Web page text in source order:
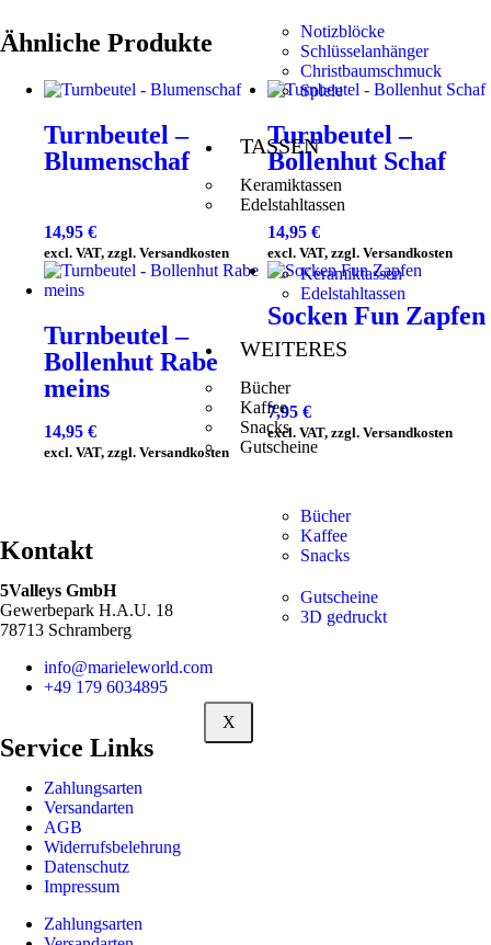
Notizblöcke
Schlüsselanhänger
Christbaumschmuck
Spiele
TASSEN
Keramiktassen
Edelstahltassen
Keramiktassen
Edelstahltassen
WEITERES
Bücher
Kaffee
Snacks
Gutscheine
Bücher
Kaffee
Snacks
Gutscheine
3D gedruckt
X
Ähnliche Produkte
Turnbeutel –
Blumenschaf
14,95 €
excl. VAT, zzgl. Versandkosten
Turnbeutel –
Bollenhut Schaf
14,95 €
excl. VAT, zzgl. Versandkosten
Turnbeutel –
Bollenhut Rabe
meins
14,95 €
excl. VAT, zzgl. Versandkosten
Socken Fun Zapfen
7,95 €
excl. VAT, zzgl. Versandkosten
Kontakt
5Valleys GmbH
Gewerbepark H.A.U. 18
78713 Schramberg
info@marieleworld.com
+49 179 6034895
Service Links
Zahlungsarten
Versandarten
AGB
Widerrufsbelehrung
Datenschutz
Impressum
Zahlungsarten